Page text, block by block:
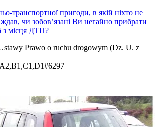
транспортної пригоди, в якій ніхто не
чи зобов’язані Ви негайно прибрати
з місця ДТП?
Prawo o ruchu drogowym (Dz. U. z
#6297